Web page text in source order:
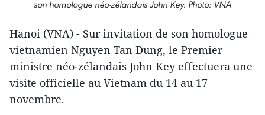
son homologue néo-zélandais John Key. Photo: VNA
Hanoi (VNA) - Sur invitation ​de son homologue
vietnamien Nguyen Tan Dung, le Premier
ministre néo-zélandais John Key effectuera une
visite officielle au Vietnam du 14 au 17
novembre.